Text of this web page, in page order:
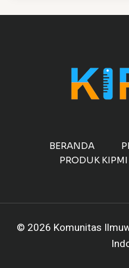
BERANDA
PRODUK KIPMI
© 2026 Komunitas